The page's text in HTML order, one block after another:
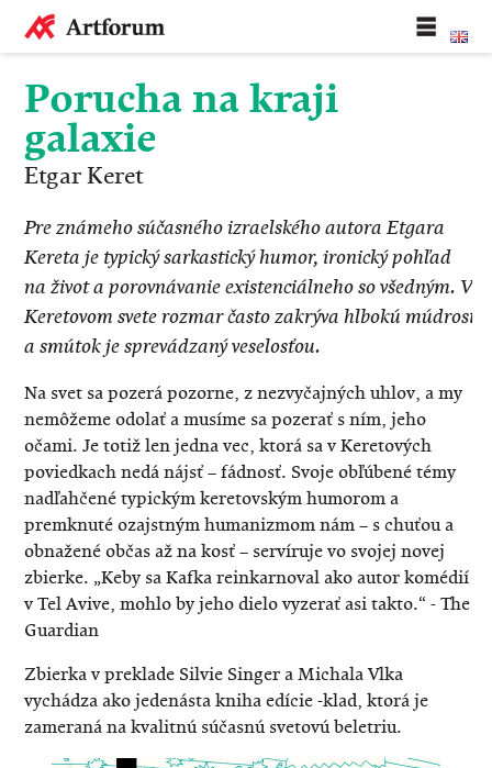
Porucha na kraji
galaxie
Etgar Keret
Pre známeho súčasného izraelského autora Etgara
Kereta je typický sarkastický humor, ironický pohľad
na život a porovnávanie existenciálneho so všedným. V
Keretovom svete rozmar často zakrýva hlbokú múdrosť
a smútok je sprevádzaný veselosťou.
Na svet sa pozerá pozorne, z nezvyčajných uhlov, a my
nemôžeme odolať a musíme sa pozerať s ním, jeho
očami. Je totiž len jedna vec, ktorá sa v Keretových
poviedkach nedá nájsť – fádnosť. Svoje obľúbené témy
nadľahčené typickým keretovským humorom a
premknuté ozajstným humanizmom nám – s chuťou a
obnažené občas až na kosť – servíruje vo svojej novej
zbierke. „Keby sa Kafka reinkarnoval ako autor komédií
v Tel Avive, mohlo by jeho dielo vyzerať asi takto.“ - The
Guardian
Zbierka v preklade Silvie Singer a Michala Vlka
vychádza ako jedenásta kniha edície -klad, ktorá je
zameraná na kvalitnú súčasnú svetovú beletriu.